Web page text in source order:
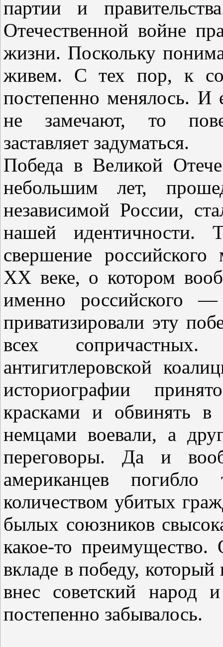
партии и
Отечественной войне
жизни. Поскольку
живем. С тех пор, к
постепенно менялось. И
не замечают, то
заставляет задуматься.
Победа в Великой
небольшим лет,
независимой России,
нашей идентичности.
свершение российского
ХХ веке, о котором
именно российского
приватизировали эту
всех
антигитлеровской
историографии
красками и обвинять
немцами воевали, а
переговоры. Да и
американцев
количеством убитых
былых союзников
какое-то
вкладе в победу,
внес советский народ
постепенно забывалось.